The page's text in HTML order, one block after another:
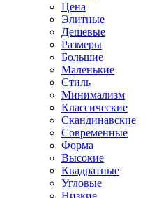
Цена
Элитные
Дешевые
Размеры
Большие
Маленькие
Стиль
Минимализм
Классические
Скандинавские
Современные
Форма
Высокие
Квадратные
Угловые
Низкие